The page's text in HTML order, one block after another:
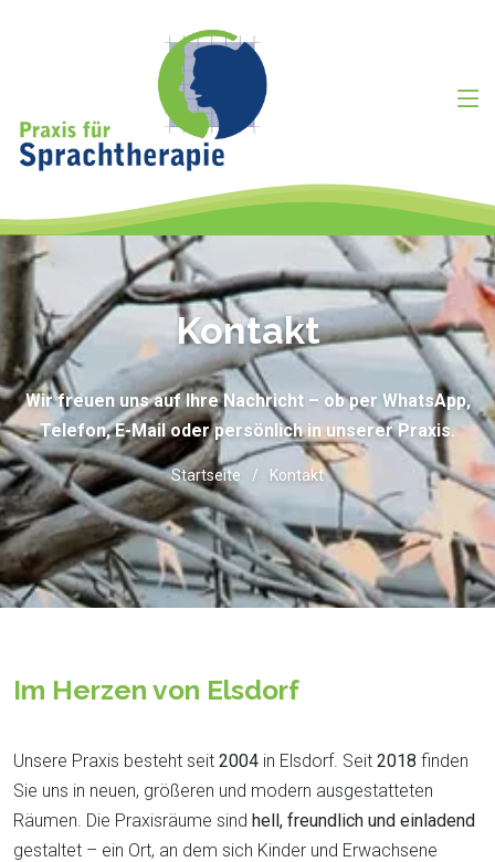
Kontakt
Wir freuen uns auf Ihre Nachricht – ob per WhatsApp,
Telefon, E-Mail oder persönlich in unserer Praxis.
Startseite Kontakt
Im Herzen von Elsdorf
Unsere Praxis besteht seit 2004 in Elsdorf. Seit 2018 finden
Sie uns in neuen, größeren und modern ausgestatteten
Räumen. Die Praxisräume sind hell, freundlich und einladend
gestaltet – ein Ort, an dem sich Kinder und Erwachsene